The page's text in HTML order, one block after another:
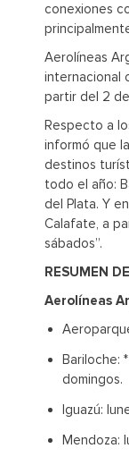
conexiones
Aerolíneas
internacional
partir del 2
Respecto a
informó que
destinos
todo el año:
del Plata. Y
Calafate, a
sábados”.
RESUMEN
Aerolíneas
Bariloche:
domingos.
Iguazú:
Mendoza: